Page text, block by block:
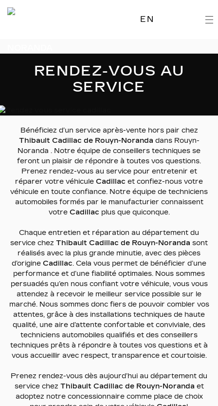
EN
RENDEZ-VOUS AU
SERVICE
Bénéficiez d’un service après-vente hors pair chez
Thibault Cadillac de Rouyn-Noranda dans Rouyn-
Noranda . Notre équipe de conseillers techniques se
feront un plaisir de répondre à toutes vos questions.
Prenez rendez-vous au service pour entretenir et
réparer votre véhicule Cadillac et confiez-nous votre
véhicule en toute confiance. Notre équipe de techniciens
automobiles formés par le manufacturier connaissent
votre Cadillac plus que quiconque.
Chaque entretien et réparation au département du
service chez Thibault Cadillac de Rouyn-Noranda sont
réalisés avec la plus grande minutie, avec des pièces
d’origine Cadillac. Cela vous permet de bénéficier d’une
performance et d’une fiabilité optimales. Nous sommes
persuadés qu’en nous confiant votre véhicule, vous vous
attendez à recevoir le meilleur service possible sur le
marché. Nous sommes donc fiers de pouvoir combler vos
attentes, grâce à des installations techniques de haute
qualité, une aire d’attente confortable et conviviale, des
techniciens automobiles qualifiés et des conseillers
techniques prêts à répondre à toutes vos questions et à
vous accueillir avec respect, transparence et courtoisie.
Prenez rendez-vous dès aujourd’hui au département du
service chez Thibault Cadillac de Rouyn-Noranda et
adoptez notre concessionnaire comme place de choix